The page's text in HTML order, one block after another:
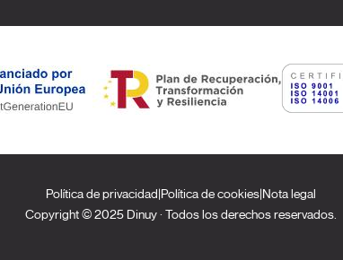
Política de privacidad|Política de cookies|Nota legal
Copyright © 2025 Dinuy · Todos los derechos reservados.